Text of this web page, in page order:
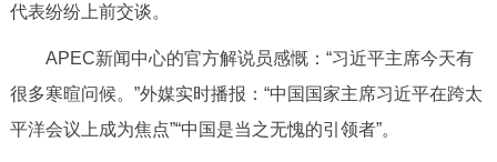
代表纷纷上前交谈。
APEC新闻中心的官方解说员感慨：“习近平主席今天有
很多寒暄问候。”外媒实时播报：“中国国家主席习近平在跨太
平洋会议上成为焦点”“中国是当之无愧的引领者”。